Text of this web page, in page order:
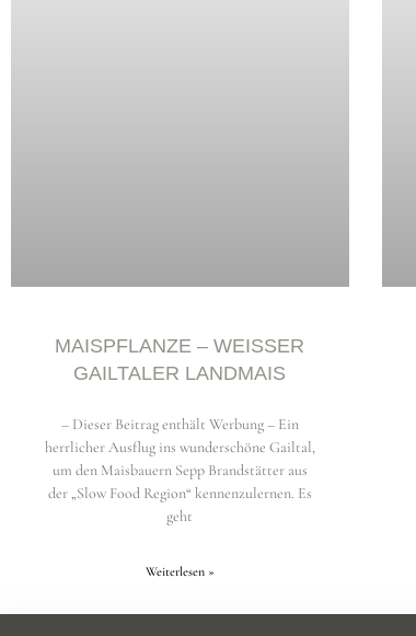
MAISPFLANZE – WEISSER G
AILTALER LANDMAIS
– Dieser Beitrag enthält Werbung – Ein
herrlicher Ausflug ins wunderschöne Gailtal,
um den Maisbauern Sepp Brandstätter aus
der „Slow Food Region“ kennenzulernen. Es
geht
Weiterlesen »